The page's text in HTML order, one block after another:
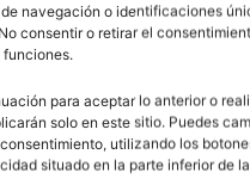
navegación o identificaciones
consentir o retirar el
para aceptar lo anterior o
solo en este sitio. Puedes
utilizando los
situado en la parte inferior de